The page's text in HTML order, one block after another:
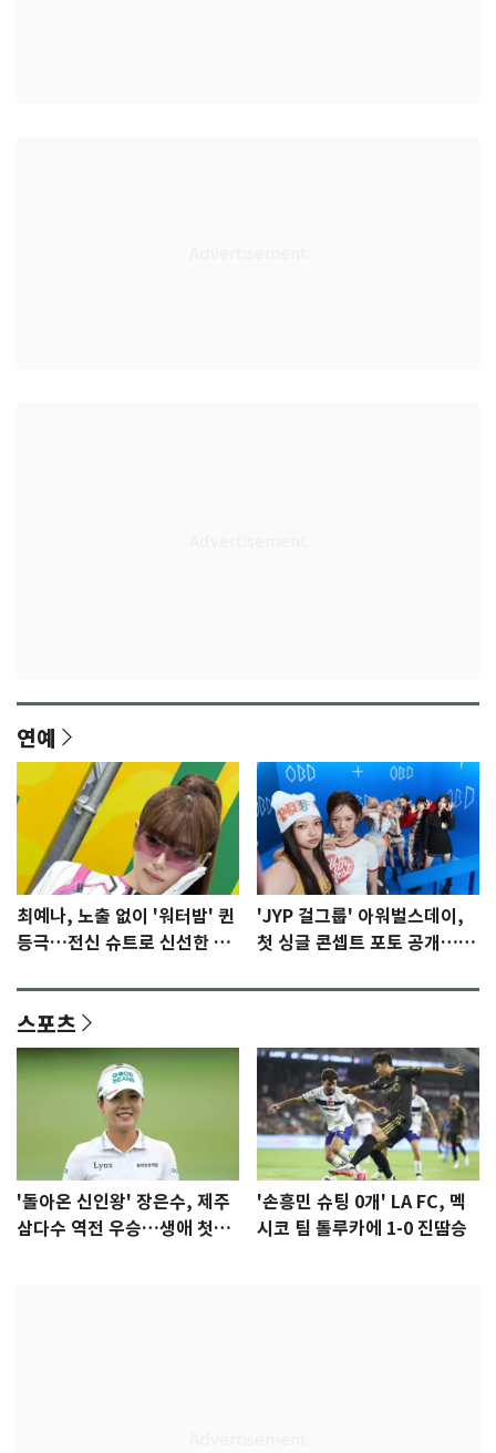
연예
최예나, 노출 없이 '워터밤' 퀸
등극…전신 슈트로 신선한 충
'JYP 걸그룹' 아워벌스데이,
첫 싱글 콘셉트 포토 공개…청
스포츠
'돌아온 신인왕' 장은수, 제주
삼다수 역전 우승…생애 첫승
'손흥민 슈팅 0개' LA FC, 멕
시코 팀 톨루카에 1-0 진땀승